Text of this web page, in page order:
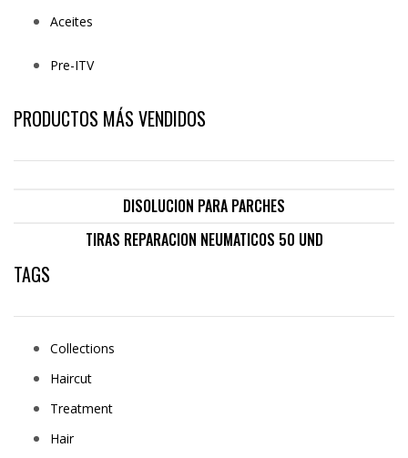
Aceites
Pre-ITV
PRODUCTOS MÁS VENDIDOS
DISOLUCION PARA PARCHES
TIRAS REPARACION NEUMATICOS 50 UND
TAGS
Collections
Haircut
Treatment
Hair